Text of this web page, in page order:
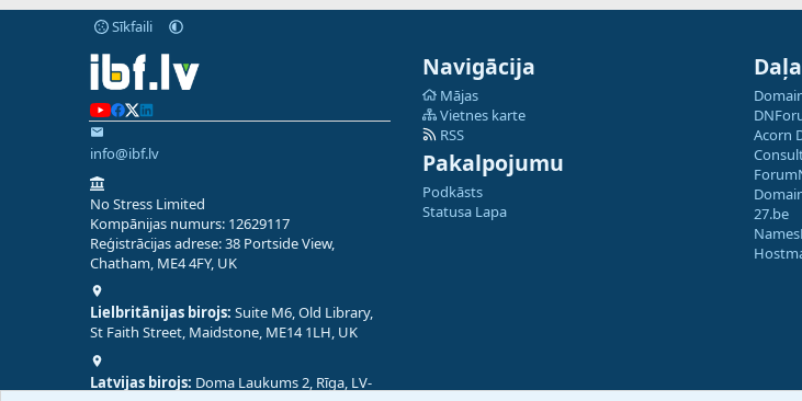
Sīkfaili
info@ibf.lv
No Stress Limited
Kompānijas numurs: 12629117
Reģistrācijas adrese: 38 Portside View,
Chatham, ME4 4FY, UK
Lielbritānijas birojs: Suite M6, Old Library,
St Faith Street, Maidstone, ME14 1LH, UK
Latvijas birojs: Doma Laukums 2, Rīga, LV-
Navigācija
Mājas
Vietnes karte
RSS
Pakalpojumu
Podkāsts
Statusa Lapa
Acorn
27.be